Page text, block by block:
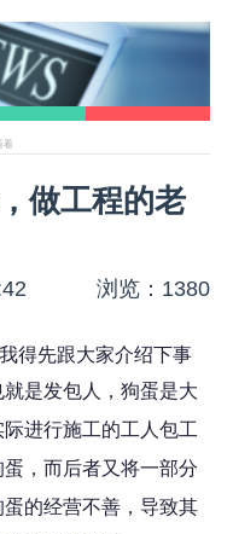
做工程的老
浏览：1380
得先跟大家介绍下事
就是发包人，狗蛋是大
际进行施工的工人包工
蛋 ，而后者又将一部分
蛋的经营不善，导致其